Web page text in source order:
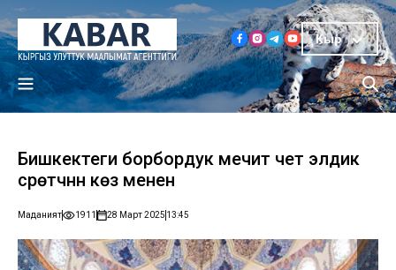
Кыр
Бишкектеги борбордук мечит чет элдик
сүрөтчүнүн көзү менен
Маданият 1911 28 Март 2025 13:45